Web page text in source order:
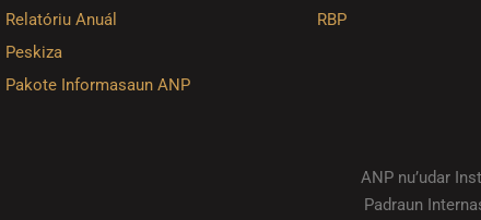
Relatóriu Anuál
Peskiza
Pakote Informasaun ANP
RBP
ANP nu’udar
Padraun